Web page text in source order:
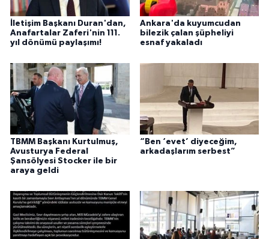
İletişim Başkanı Duran'dan,
Anafartalar Zaferi'nin 111.
yıl dönümü paylaşımı!
Ankara'da kuyumcudan
bilezik çalan şüpheliyi
esnaf yakaladı
TBMM Başkanı Kurtulmuş,
Avusturya Federal
Şansölyesi Stocker ile bir
araya geldi
“Ben ‘evet’ diyeceğim,
arkadaşlarım serbest”